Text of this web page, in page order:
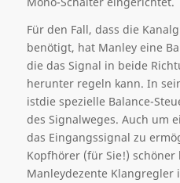
Für den Fall, dass die
benötigt, hat Manley eine
die das Signal in beide
herunter regeln kann. In
istdie spezielle Balance-
des Signalweges. Auch um
das Eingangssignal zu
Kopfhörer (für Sie!)
Manleydezente